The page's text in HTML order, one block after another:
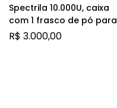
Spectrila 10.000U, caixa
com 1 frasco de pó para
solução de uso
R$ 3.000,00